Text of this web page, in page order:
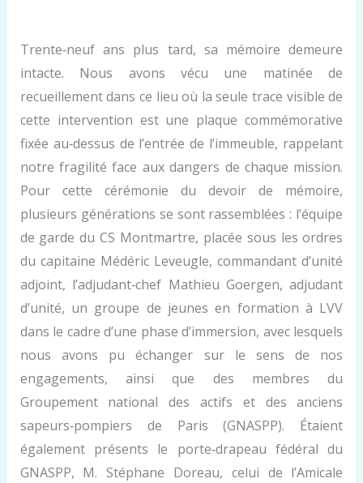
Trente‑neuf ans plus tard, sa mémoire demeure
intacte. Nous avons vécu une matinée de
recueillement dans ce lieu où la seule trace visible de
cette intervention est une plaque commémorative
fixée au‑dessus de l’entrée de l’immeuble, rappelant
notre fragilité face aux dangers de chaque mission.
Pour cette cérémonie du devoir de mémoire,
plusieurs générations se sont rassemblées : l’équipe
de garde du CS Montmartre, placée sous les ordres
du capitaine Médéric Leveugle, commandant d’unité
adjoint, l’adjudant‑chef Mathieu Goergen, adjudant
d’unité, un groupe de jeunes en formation à LVV
dans le cadre d’une phase d’immersion, avec lesquels
nous avons pu échanger sur le sens de nos
engagements, ainsi que des membres du
Groupement national des actifs et des anciens
sapeurs‑pompiers de Paris (GNASPP). Étaient
également présents le porte‑drapeau fédéral du
GNASPP, M. Stéphane Doreau, celui de l’Amicale